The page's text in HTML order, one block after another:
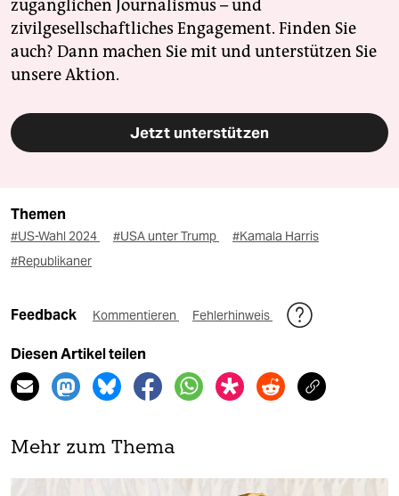
zugänglichen Journalismus – und
zivilgesellschaftliches Engagement. Finden Sie
auch? Dann machen Sie mit und unterstützen Sie
unsere Aktion.
Jetzt unterstützen
Themen
#US-Wahl 2024 #USA unter Trump
#Kamala Harris
#Republikaner
Feedback Kommentieren Fehlerhinweis
Diesen Artikel teilen
Mehr zum Thema